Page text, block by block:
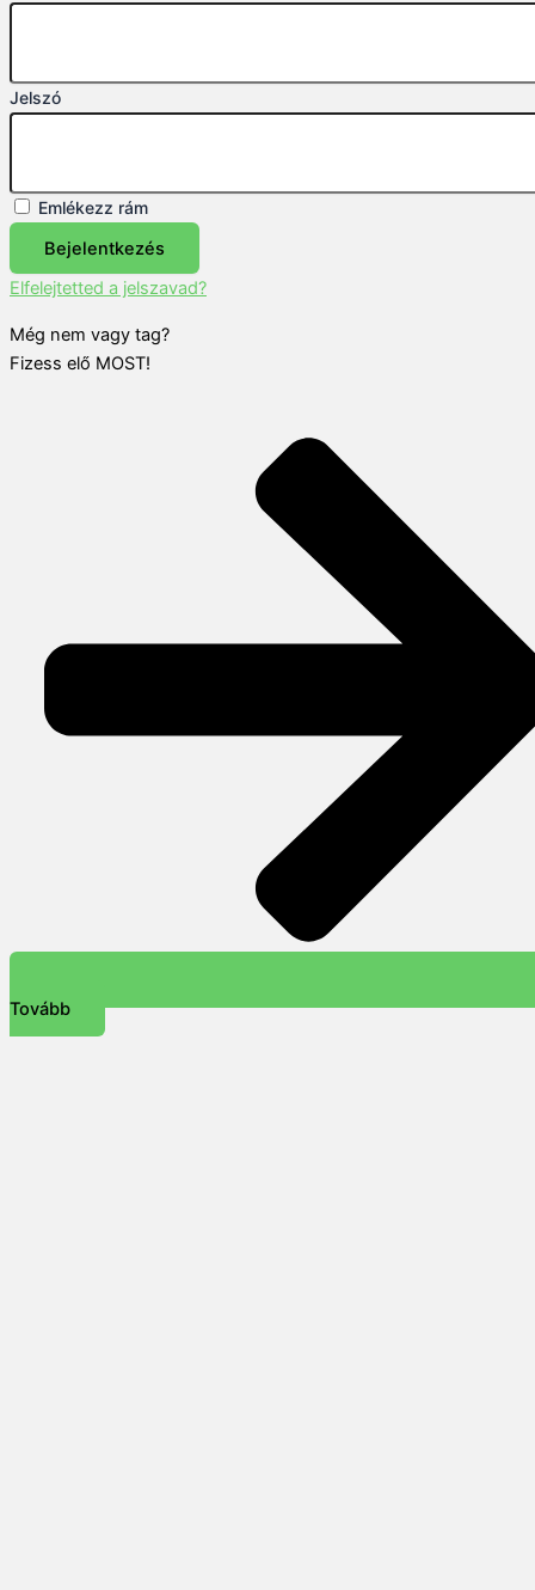
Jelszó
Emlékezz rám
Bejelentkezés
Elfelejtetted a jelszavad?
Még nem vagy tag?
Fizess elő MOST!
Tovább